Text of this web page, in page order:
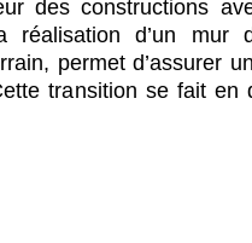
des constructions
réalisation d’un mur
permet d’assurer
transition se fait en